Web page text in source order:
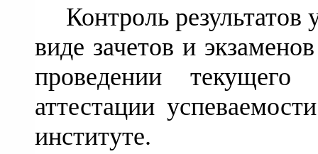
Контроль результатов
виде зачетов и
проведении
аттестации
институте.